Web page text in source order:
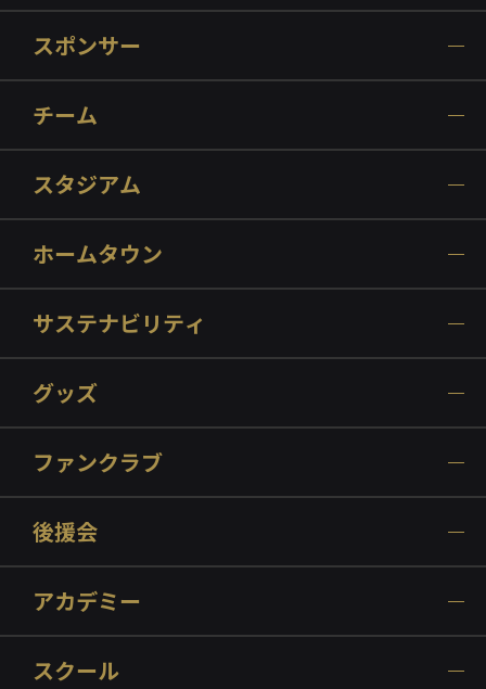
スポンサー
チーム
スタジアム
ホームタウン
サステナビリティ
グッズ
ファンクラブ
後援会
アカデミー
スクール